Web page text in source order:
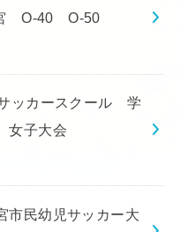
O-40 O-50
ッカースクール 学
女子大会
民幼児サッカー大